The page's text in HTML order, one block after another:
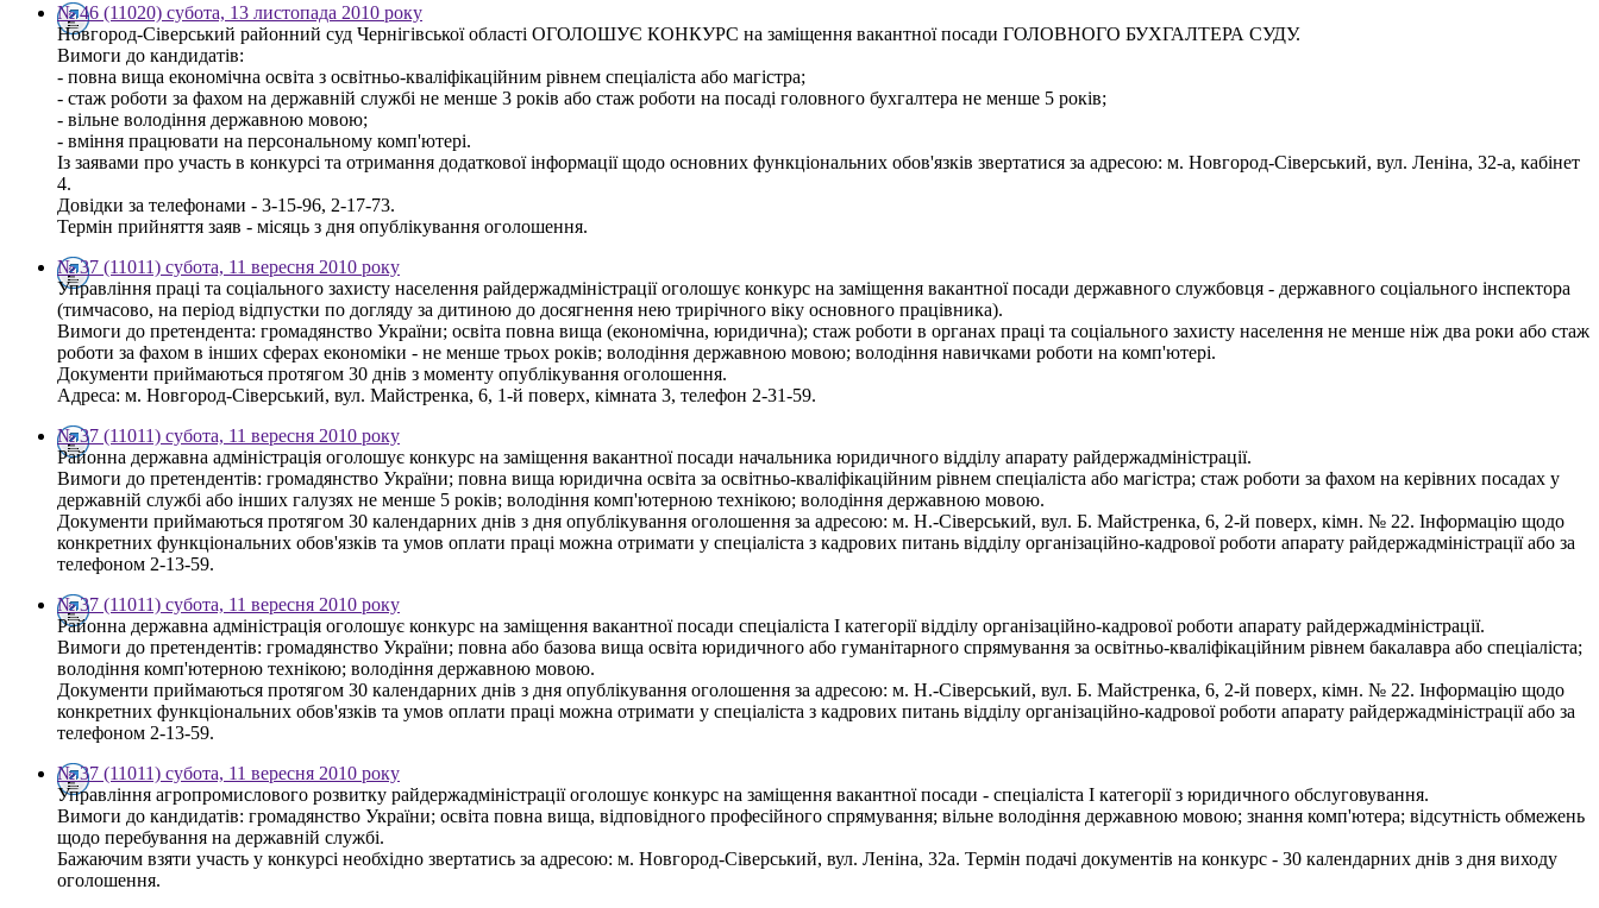
№ 46 (11020) субота, 13 листопада 2010 року
Новгород-Сіверський районний суд Чернігівської області ОГОЛОШУЄ КОНКУРС на заміщення вакантної посади ГОЛОВНОГО БУХГАЛТЕРА СУДУ.
Вимоги до кандидатів:
- повна вища економічна освіта з освітньо-кваліфікаційним рівнем спеціаліста або магістра;
- стаж роботи за фахом на державній службі не менше 3 років або стаж роботи на посаді головного бухгалтера не менше 5 років;
- вільне володіння державною мовою;
- вміння працювати на персональному комп'ютері.
Із заявами про участь в конкурсі та отримання додаткової інформації щодо основних функціональних обов'язків звертатися за адресою: м. Новгород-Сіверський, вул. Леніна, 32-а, кабінет
4.
Довідки за телефонами - 3-15-96, 2-17-73.
Термін прийняття заяв - місяць з дня опублікування оголошення.
№ 37 (11011) субота, 11 вересня 2010 року
Управління праці та соціального захисту населення райдержадміністрації оголошує конкурс на заміщення вакантної посади державного службовця - державного соціального інспектора
(тимчасово, на період відпустки по догляду за дитиною до досягнення нею трирічного віку основного працівника).
Вимоги до претендента: громадянство України; освіта повна вища (економічна, юридична); стаж роботи в органах праці та соціального захисту населення не менше ніж два роки або стаж
роботи за фахом в інших сферах економіки - не менше трьох років; володіння державною мовою; володіння навичками роботи на комп'ютері.
Документи приймаються протягом 30 днів з моменту опублікування оголошення.
Адреса: м. Новгород-Сіверський, вул. Майстренка, 6, 1-й поверх, кімната 3, телефон 2-31-59.
№ 37 (11011) субота, 11 вересня 2010 року
Районна державна адміністрація оголошує конкурс на заміщення вакантної посади начальника юридичного відділу апарату райдержадміністрації.
Вимоги до претендентів: громадянство України; повна вища юридична освіта за освітньо-кваліфікаційним рівнем спеціаліста або магістра; стаж роботи за фахом на керівних посадах у
державній службі або інших галузях не менше 5 років; володіння комп'ютерною технікою; володіння державною мовою.
Документи приймаються протягом 30 календарних днів з дня опублікування оголошення за адресою: м. Н.-Сіверський, вул. Б. Майстренка, 6, 2-й поверх, кімн. № 22. Інформацію щодо
конкретних функціональних обов'язків та умов оплати праці можна отримати у спеціаліста з кадрових питань відділу організаційно-кадрової роботи апарату райдержадміністрації або за
телефоном 2-13-59.
№ 37 (11011) субота, 11 вересня 2010 року
Районна державна адміністрація оголошує конкурс на заміщення вакантної посади спеціаліста І категорії відділу організаційно-кадрової роботи апарату райдержадміністрації.
Вимоги до претендентів: громадянство України; повна або базова вища освіта юридичного або гуманітарного спрямування за освітньо-кваліфікаційним рівнем бакалавра або спеціаліста;
володіння комп'ютерною технікою; володіння державною мовою.
Документи приймаються протягом 30 календарних днів з дня опублікування оголошення за адресою: м. Н.-Сіверський, вул. Б. Майстренка, 6, 2-й поверх, кімн. № 22. Інформацію щодо
конкретних функціональних обов'язків та умов оплати праці можна отримати у спеціаліста з кадрових питань відділу організаційно-кадрової роботи апарату райдержадміністрації або за
телефоном 2-13-59.
№ 37 (11011) субота, 11 вересня 2010 року
Управління агропромислового розвитку райдержадміністрації оголошує конкурс на заміщення вакантної посади - спеціаліста І категорії з юридичного обслуговування.
Вимоги до кандидатів: громадянство України; освіта повна вища, відповідного професійного спрямування; вільне володіння державною мовою; знання комп'ютера; відсутність обмежень
щодо перебування на державній службі.
Бажаючим взяти участь у конкурсі необхідно звертатись за адресою: м. Новгород-Сіверський, вул. Леніна, 32а. Термін подачі документів на конкурс - 30 календарних днів з дня виходу
оголошення.